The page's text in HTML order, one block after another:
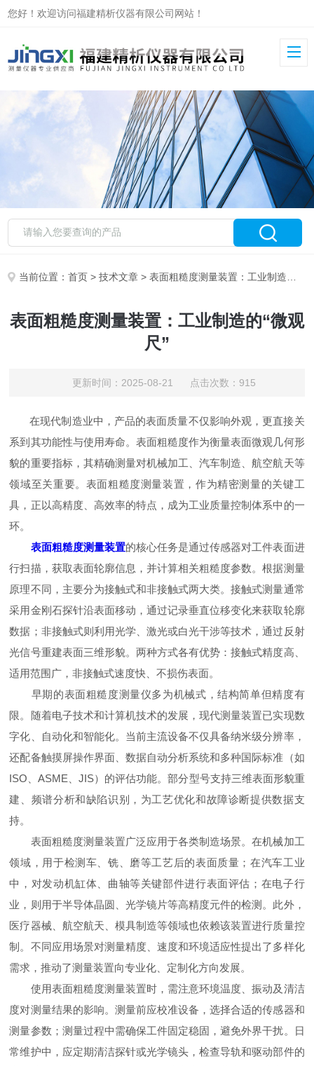
您好！欢迎访问福建精析仪器有限公司网站！
当前位置：首页 >技术文章 > 表面粗糙度测量装置：工业制造的“微观尺”
表面粗糙度测量装置：工业制造的“微观
尺”
更新时间：2025-08-21 点击次数：915
在现代制造业中，产品的表面质量不仅影响外观，更直接关
系到其功能性与使用寿命。表面粗糙度作为衡量表面微观几何形
貌的重要指标，其精确测量对机械加工、汽车制造、航空航天等
领域至关重要。表面粗糙度测量装置，作为精密测量的关键工
具，正以高精度、高效率的特点，成为工业质量控制体系中的一
环。
表面粗糙度测量装置的核心任务是通过传感器对工件表面进
行扫描，获取表面轮廓信息，并计算相关粗糙度参数。根据测量
原理不同，主要分为接触式和非接触式两大类。接触式测量通常
采用金刚石探针沿表面移动，通过记录垂直位移变化来获取轮廓
数据；非接触式则利用光学、激光或白光干涉等技术，通过反射
光信号重建表面三维形貌。两种方式各有优势：接触式精度高、
适用范围广，非接触式速度快、不损伤表面。
早期的表面粗糙度测量仪多为机械式，结构简单但精度有
限。随着电子技术和计算机技术的发展，现代测量装置已实现数
字化、自动化和智能化。当前主流设备不仅具备纳米级分辨率，
还配备触摸屏操作界面、数据自动分析系统和多种国际标准（如
ISO、ASME、JIS）的评估功能。部分型号支持三维表面形貌重
建、频谱分析和缺陷识别，为工艺优化和故障诊断提供数据支
持。
表面粗糙度测量装置广泛应用于各类制造场景。在机械加工
领域，用于检测车、铣、磨等工艺后的表面质量；在汽车工业
中，对发动机缸体、曲轴等关键部件进行表面评估；在电子行
业，则用于半导体晶圆、光学镜片等高精度元件的检测。此外，
医疗器械、航空航天、模具制造等领域也依赖该装置进行质量控
制。不同应用场景对测量精度、速度和环境适应性提出了多样化
需求，推动了测量装置向专业化、定制化方向发展。
使用表面粗糙度测量装置时，需注意环境温度、振动及清洁
度对测量结果的影响。测量前应校准设备，选择合适的传感器和
测量参数；测量过程中需确保工件固定稳固，避免外界干扰。日
常维护中，应定期清洁探针或光学镜头，检查导轨和驱动部件的